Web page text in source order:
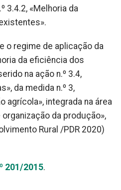
3.4.2, «Melhoria da
o regime de aplicação da
da eficiência dos
na ação n.º 3.4,
da medida n.º 3,
agrícola», integrada na área
da produção»,
Rural /PDR 2020)
201/2015.